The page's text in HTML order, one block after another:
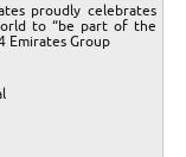
proudly celebrates
to “be part of the
Emirates Group